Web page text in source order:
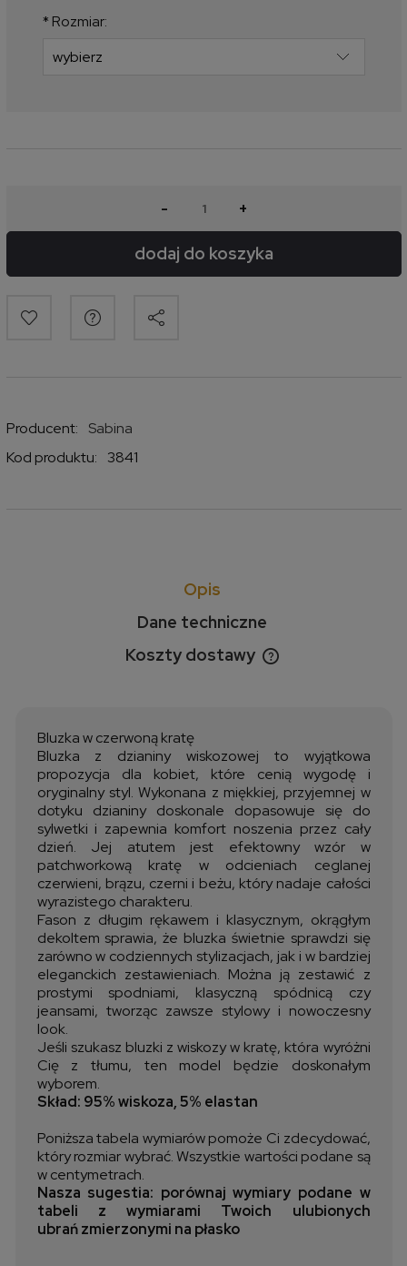
* Rozmiar:
- +
dodaj do koszyka
Producent:
Sabina
Kod produktu:
3841
Opis
Dane techniczne
Koszty dostawy
Cena nie zawiera ewentualnych kosztów płatności
Bluzka w czerwoną kratę
Bluzka z dzianiny wiskozowej to wyjątkowa
propozycja dla kobiet, które cenią wygodę i
oryginalny styl. Wykonana z miękkiej, przyjemnej w
dotyku dzianiny doskonale dopasowuje się do
sylwetki i zapewnia komfort noszenia przez cały
dzień. Jej atutem jest efektowny wzór w
patchworkową kratę w odcieniach ceglanej
czerwieni, brązu, czerni i beżu, który nadaje całości
wyrazistego charakteru.
Fason z długim rękawem i klasycznym, okrągłym
dekoltem sprawia, że bluzka świetnie sprawdzi się
zarówno w codziennych stylizacjach, jak i w bardziej
eleganckich zestawieniach. Można ją zestawić z
prostymi spodniami, klasyczną spódnicą czy
jeansami, tworząc zawsze stylowy i nowoczesny
look.
Jeśli szukasz bluzki z wiskozy w kratę, która wyróżni
Cię z tłumu, ten model będzie doskonałym
wyborem.
Skład: 95% wiskoza, 5% elastan
Poniższa tabela wymiarów pomoże Ci zdecydować,
który rozmiar wybrać. Wszystkie wartości podane są
w centymetrach.
Nasza sugestia: porównaj wymiary podane w
tabeli z wymiarami Twoich ulubionych
ubrań zmierzonymi na płasko